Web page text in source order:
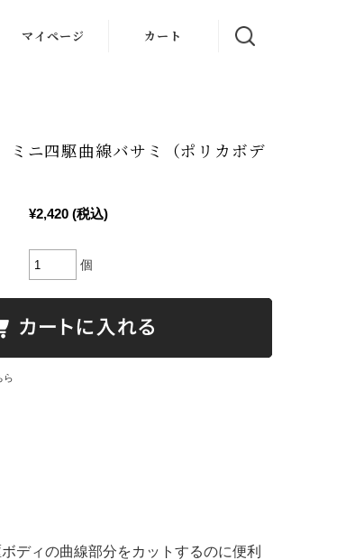
マイページ カート
ニ四駆曲線バサミ（ポリカボデ
¥2,420 (税込)
個
ら
ディの曲線部分をカットするのに便利